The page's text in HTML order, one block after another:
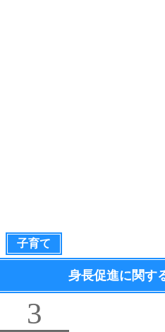
子育て
身長促進に関す
3